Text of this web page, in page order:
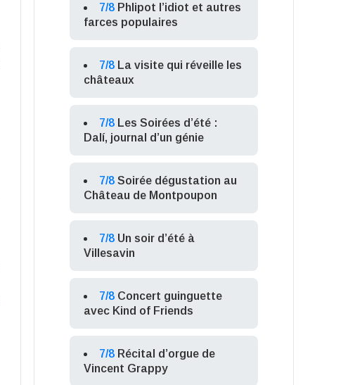
7/8 Phlipot l’idiot et autres
farces populaires
7/8 La visite qui réveille les
châteaux
7/8 Les Soirées d’été :
Dalí, journal d’un génie
7/8 Soirée dégustation au
Château de Montpoupon
7/8 Un soir d’été à
Villesavin
7/8 Concert guinguette
avec Kind of Friends
7/8 Récital d’orgue de
Vincent Grappy